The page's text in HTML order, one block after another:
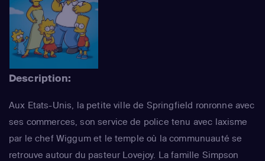
Description:
Aux Etats-Unis, la petite ville de Springfield ronronne avec
ses commerces, son service de police tenu avec laxisme
par le chef Wiggum et le temple où la communuauté se
retrouve autour du pasteur Lovejoy. La famille Simpson